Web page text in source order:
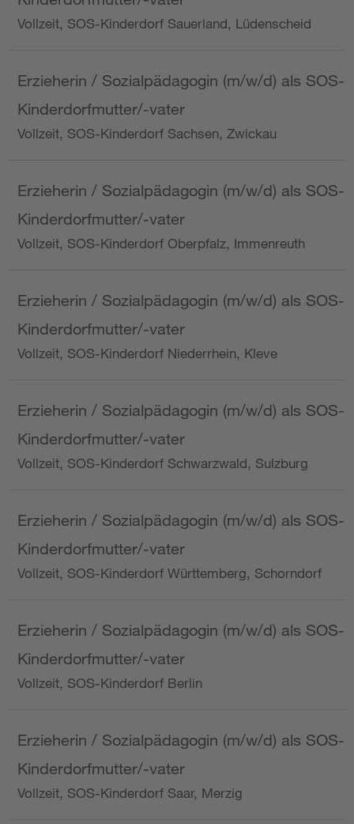
Vollzeit, SOS-Kinderdorf Sauerland, Lüdenscheid
Erzieherin / Sozialpädagogin (m/w/d) als SOS-
Kinderdorfmutter/-vater
Vollzeit, SOS-Kinderdorf Sachsen, Zwickau
Erzieherin / Sozialpädagogin (m/w/d) als SOS-
Kinderdorfmutter/-vater
Vollzeit, SOS-Kinderdorf Oberpfalz, Immenreuth
Erzieherin / Sozialpädagogin (m/w/d) als SOS-
Kinderdorfmutter/-vater
Vollzeit, SOS-Kinderdorf Niederrhein, Kleve
Erzieherin / Sozialpädagogin (m/w/d) als SOS-
Kinderdorfmutter/-vater
Vollzeit, SOS-Kinderdorf Schwarzwald, Sulzburg
Erzieherin / Sozialpädagogin (m/w/d) als SOS-
Kinderdorfmutter/-vater
Vollzeit, SOS-Kinderdorf Württemberg, Schorndorf
Erzieherin / Sozialpädagogin (m/w/d) als SOS-
Kinderdorfmutter/-vater
Vollzeit, SOS-Kinderdorf Berlin
Erzieherin / Sozialpädagogin (m/w/d) als SOS-
Kinderdorfmutter/-vater
Vollzeit, SOS-Kinderdorf Saar, Merzig